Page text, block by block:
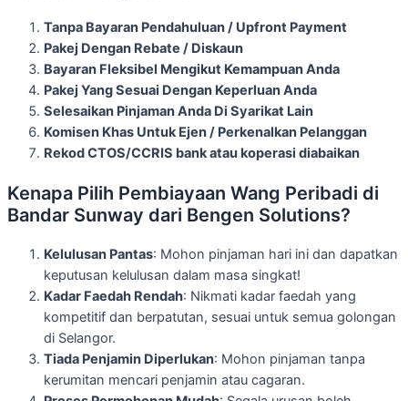
Tanpa Bayaran Pendahuluan / Upfront Payment
Pakej Dengan Rebate / Diskaun
Bayaran Fleksibel Mengikut Kemampuan Anda
Pakej Yang Sesuai Dengan Keperluan Anda
Selesaikan Pinjaman Anda Di Syarikat Lain
Komisen Khas Untuk Ejen / Perkenalkan Pelanggan
Rekod CTOS/CCRIS bank atau koperasi diabaikan
Kenapa Pilih Pembiayaan Wang Peribadi di
Bandar Sunway dari Bengen Solutions?
Kelulusan Pantas: Mohon pinjaman hari ini dan dapatkan
keputusan kelulusan dalam masa singkat!
Kadar Faedah Rendah: Nikmati kadar faedah yang
kompetitif dan berpatutan, sesuai untuk semua golongan
di Selangor.
Tiada Penjamin Diperlukan: Mohon pinjaman tanpa
kerumitan mencari penjamin atau cagaran.